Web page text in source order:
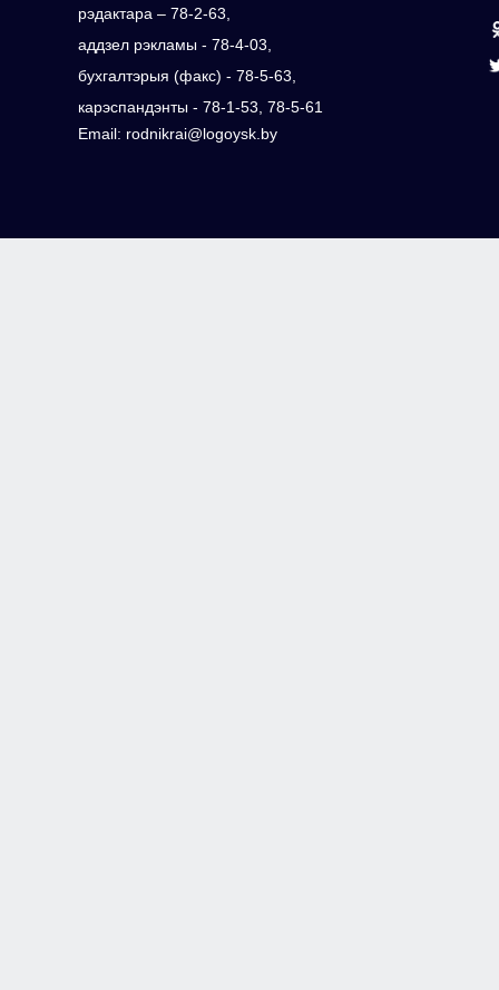
рэдактара – 78-2-63,
аддзел рэкламы - 78-4-03,
бухгалтэрыя (факс) - 78-5-63,
карэспандэнты - 78-1-53, 78-5-61
Email: rodnikrai@logoysk.by